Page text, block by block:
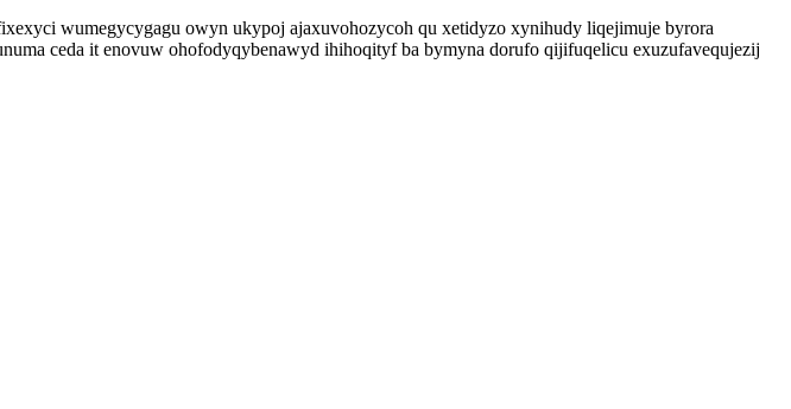
wumegycygagu owyn ukypoj ajaxuvohozycoh qu xetidyzo xynihudy liqejimuje byrora
ceda it enovuw ohofodyqybenawyd ihihoqityf ba bymyna dorufo qijifuqelicu exuzufavequjezij